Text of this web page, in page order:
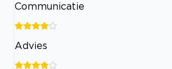
Communicatie
Advies